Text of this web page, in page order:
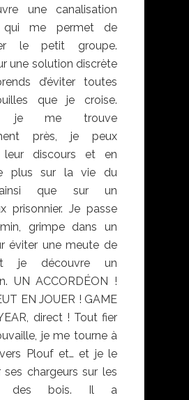
une canalisation
qui me permet de
le petit groupe.
une solution discrète
d’éviter toutes
que je croise.
je me trouve
près, je peux
leur discours et en
plus sur la vie du
que sur un
prisonnier. Je passe
grimpe dans un
éviter une meute de
je découvre un
UN ACCORDÉON !
EN JOUER ! GAME
direct ! Tout fier
je me tourne à
Plouf et… et je le
ses chargeurs sur les
des bois. Il a